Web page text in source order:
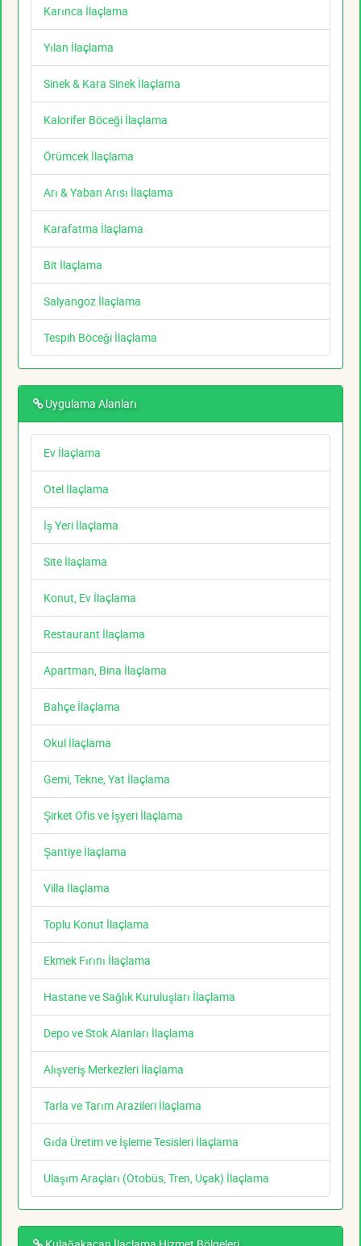
Karınca İlaçlama
Yılan İlaçlama
Sinek & Kara Sinek İlaçlama
Kalorifer Böceği İlaçlama
Örümcek İlaçlama
Arı & Yaban Arısı İlaçlama
Karafatma İlaçlama
Bit İlaçlama
Salyangoz İlaçlama
Tespih Böceği İlaçlama
Uygulama Alanları
Ev İlaçlama
Otel İlaçlama
İş Yeri İlaçlama
Site İlaçlama
Konut, Ev İlaçlama
Restaurant İlaçlama
Apartman, Bina İlaçlama
Bahçe İlaçlama
Okul İlaçlama
Gemi, Tekne, Yat İlaçlama
Şirket Ofis ve İşyeri İlaçlama
Şantiye İlaçlama
Villa İlaçlama
Toplu Konut İlaçlama
Ekmek Fırını İlaçlama
Hastane ve Sağlık Kuruluşları İlaçlama
Depo ve Stok Alanları İlaçlama
Alışveriş Merkezleri İlaçlama
Tarla ve Tarım Arazileri İlaçlama
Gıda Üretim ve İşleme Tesisleri İlaçlama
Ulaşım Araçları (Otobüs, Tren, Uçak) İlaçlama